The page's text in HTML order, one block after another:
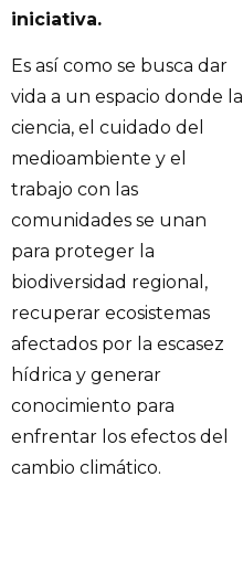
iniciativa.
Es así como se busca dar
vida a un espacio donde la
ciencia, el cuidado del
medioambiente y el
trabajo con las
comunidades se unan
para proteger la
biodiversidad regional,
recuperar ecosistemas
afectados por la escasez
hídrica y generar
conocimiento para
enfrentar los efectos del
cambio climático.